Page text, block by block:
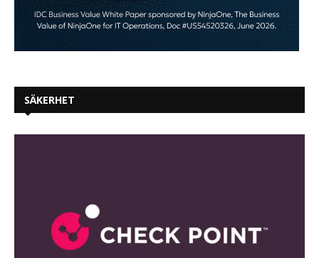
SÄKERHET